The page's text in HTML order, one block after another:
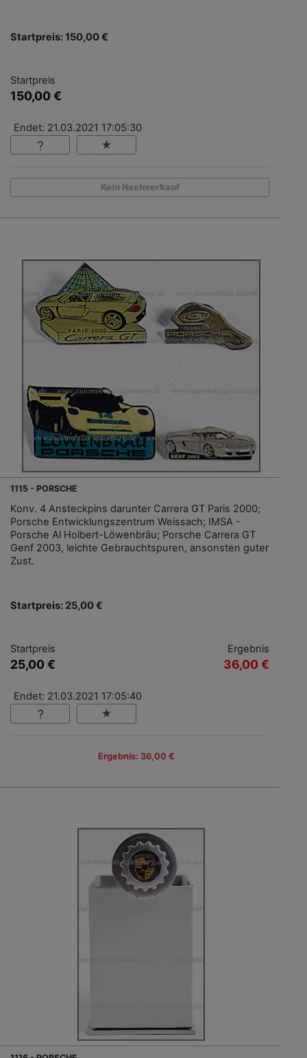
Startpreis: 150,00 €
Startpreis
150,00 €
Endet: 21.03.2021 17:05:30
Kein Nachverkauf
1115 - PORSCHE
Konv. 4 Ansteckpins darunter Carrera GT Paris 2000;
Porsche Entwicklungszentrum Weissach; IMSA -
Porsche Al Holbert-Löwenbräu; Porsche Carrera GT
Genf 2003, leichte Gebrauchtspuren, ansonsten guter
Zust.
Startpreis: 25,00 €
Startpreis
25,00 €
Ergebnis
36,00 €
Endet: 21.03.2021 17:05:40
Ergebnis: 36,00 €